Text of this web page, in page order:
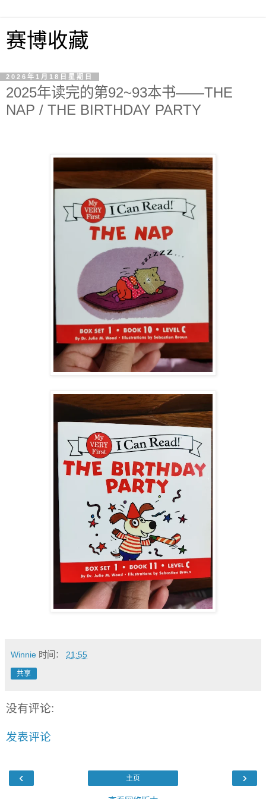
赛博收藏
2026年1月18日星期日
2025年读完的第92~93本书——THE
NAP / THE BIRTHDAY PARTY
Winnie 时间： 21:55
共享
没有评论:
发表评论
‹ ›
主页